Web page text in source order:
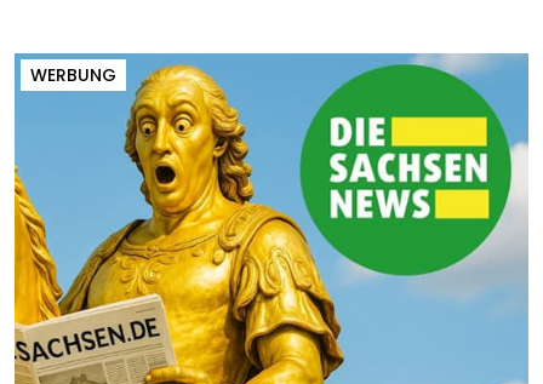
WERBUNG